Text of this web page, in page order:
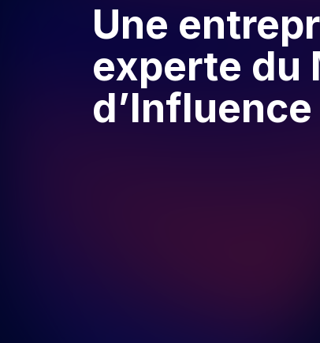
Une
experte du
d’Influence